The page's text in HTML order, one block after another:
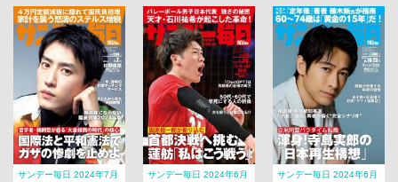
サンデー毎日 2024年7月 サンデー毎日 2024年6月 サンデー毎日 2024年6月